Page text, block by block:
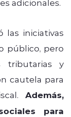
adicionales.
las iniciativas
público, pero
tributarias y
cautela para
Además,
para